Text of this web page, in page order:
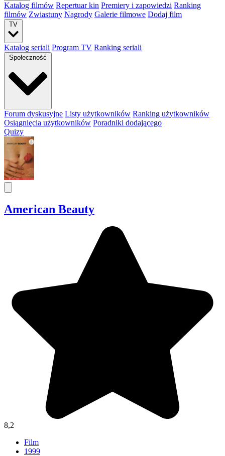
Katalog filmów Repertuar kin Premiery i zapowiedzi Ranking
filmów Zwiastuny Nagrody Galerie filmowe Dodaj film
TV
Katalog seriali Program TV Ranking seriali
Społeczność
Forum dyskusyjne Listy użytkowników Ranking użytkowników
Osiągnięcia użytkowników Poradniki dodającego
Quizy
American Beauty
8,2
Film
1999